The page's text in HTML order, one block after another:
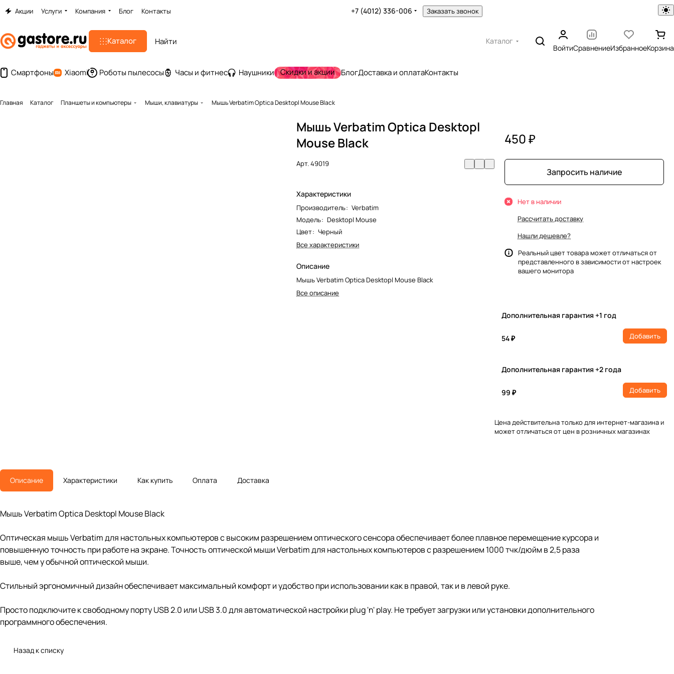
Акции Услуги Компания Блог Контакты +7 (4012) 336-006 Заказать звонок
Каталог Каталог
ВойтиСравнениеИзбранноеКорзина
Смартфоны Xiaomi Роботы пылесосы Часы и фитнес Наушники Скидки и акции БлогДоставка и оплатаКонтакты
Главная Каталог Планшеты и компьютеры Мыши, клавиатуры Мышь Verbatim Optica Desktopl Mouse Black
Мышь Verbatim Optica Desktopl
Mouse Black
Арт.49019
Характеристики
Производитель: Verbatim
Модель: Desktopl Mouse
Цвет: Черный
Все характеристики
Описание
Мышь Verbatim Optica Desktopl Mouse Black
Все описание
450 ₽
Запросить наличие
Нет в наличии
Рассчитать доставку
Нашли дешевле?
Реальный цвет товара может отличаться от
представленного в зависимости от настроек
вашего монитора
Дополнительная гарантия +1 год
54 ₽ Добавить
Дополнительная гарантия +2 года
99 ₽ Добавить
Цена действительна только для интернет-магазина и
может отличаться от цен в розничных магазинах
Описание Характеристики Как купить Оплата Доставка
Мышь Verbatim Optica Desktopl Mouse Black
Оптическая мышь Verbatim для настольных компьютеров с высоким разрешением оптического сенсора обеспечивает более плавное перемещение курсора и
повышенную точность при работе на экране. Точность оптической мыши Verbatim для настольных компьютеров с разрешением 1000 тчк/дюйм в 2,5 раза
выше, чем у обычной оптической мыши.
Стильный эргономичный дизайн обеспечивает максимальный комфорт и удобство при использовании как в правой, так и в левой руке.
Просто подключите к свободному порту USB 2.0 или USB 3.0 для автоматической настройки plug 'n' play. Не требует загрузки или установки дополнительного
программного обеспечения.
Назад к списку